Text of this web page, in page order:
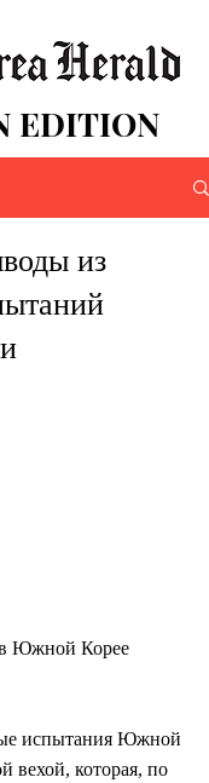
EDITION
из
Южной Корее
вехой, которая, по